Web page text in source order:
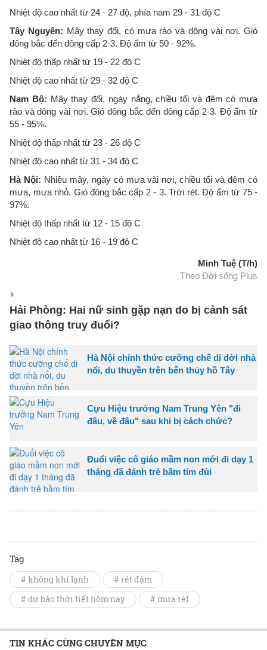
Nhiệt độ cao nhất từ 24 - 27 độ, phía nam 29 - 31 độ C
Tây Nguyên: Mây thay đổi, có mưa rào và dông vài nơi. Gió
đông bắc đến đông cấp 2-3. Độ ẩm từ 50 - 92%.
Nhiệt độ thấp nhất từ 19 - 22 độ C
Nhiệt độ cao nhất từ 29 - 32 độ C
Nam Bộ: Mây thay đổi, ngày nắng, chiều tối và đêm có mưa
rào và dông vài nơi. Gió đông bắc đến đông cấp 2-3. Độ ẩm từ
55 - 95%.
Nhiệt độ thấp nhất từ 23 - 26 độ C
Nhiệt độ cao nhất từ 31 - 34 độ C
Hà Nội: Nhiều mây, ngày có mưa vài nơi, chiều tối và đêm có
mưa, mưa nhỏ. Gió đông bắc cấp 2 - 3. Trời rét. Độ ẩm từ 75 -
97%.
Nhiệt độ thấp nhất từ 12 - 15 độ C
Nhiệt độ cao nhất từ 16 - 19 độ C
Minh Tuệ (T/h)
Theo Đời sống Plus
Hải Phòng: Hai nữ sinh gặp nạn do bị cảnh sát
giao thông truy đuổi?
Hà Nội chính thức cưỡng chế di dời nhà
nổi, du thuyền trên bến thủy hồ Tây
Cựu Hiệu trưởng Nam Trung Yên "đi
đâu, về đâu" sau khi bị cách chức?
Đuổi việc cô giáo mầm non mới đi dạy 1
tháng đã đánh trẻ bầm tím đùi
Tag
# không khí lạnh
# rét đậm
# dự báo thời tiết hôm nay
# mưa rét
TIN KHÁC CÙNG CHUYÊN MỤC